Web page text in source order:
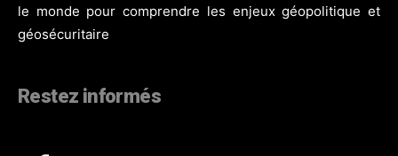
le monde pour comprendre les enjeux géopolitique et
géosécuritaire
Restez informés